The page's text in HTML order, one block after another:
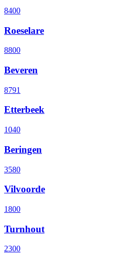
8400
Roeselare
8800
Beveren
8791
Etterbeek
1040
Beringen
3580
Vilvoorde
1800
Turnhout
2300